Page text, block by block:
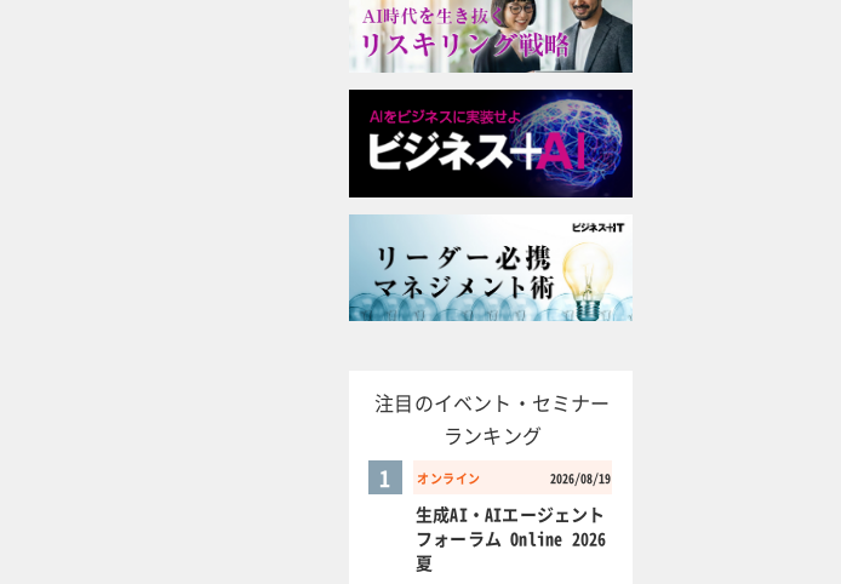
注目のイベント・セミナー
ランキング
オンライン 2026/08/19
1
生成AI・AIエージェント
フォーラム Online 2026
夏